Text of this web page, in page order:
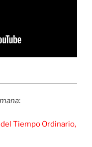
:
Tiempo Ordinario,